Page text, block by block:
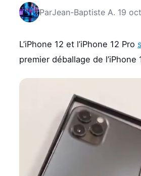
ParJean-Baptiste A. 19
L’iPhone 12 et l’iPhone 12 Pro
premier déballage de